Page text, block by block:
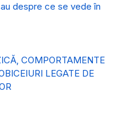
despre ce se vede în
COMPORTAMENTE
LEGATE DE